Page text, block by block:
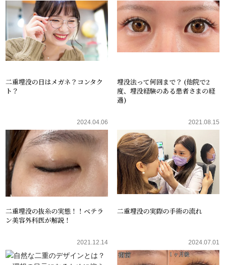
二重埋没の日はメガネ？コンタク
ト？
埋没法って何回まで？ (他院で2
度、埋没経験のある患者さまの経
過)
2024.04.06
二重埋没の抜糸の実態！！ベテラ
ン美容外科医が解説！
2021.08.15
二重埋没の実際の手術の流れ
2021.12.14 2024.07.01